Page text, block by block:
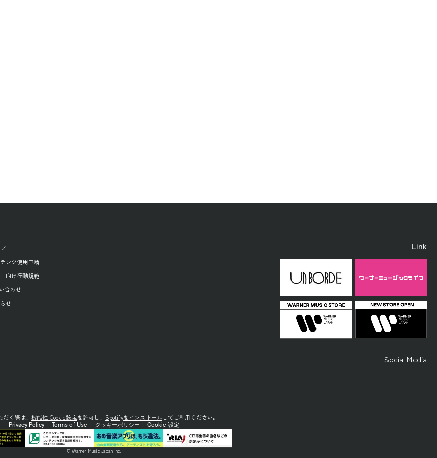
ンツ使用申請
向け行動規範
合わせ
せ
Link
Social Media
く際は、 機能性 Cookie設定を許可し、 Spotifyをインストールしてご利用ください。
Privacy Policy Terms of Use クッキーポリシー Cookie 設定
© Warner Music Japan Inc.